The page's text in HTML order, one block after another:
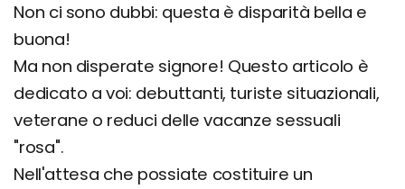
Non ci sono dubbi: questa è disparità bella e
buona!
Ma non disperate signore! Questo articolo è
dedicato a voi: debuttanti, turiste situazionali,
veterane o reduci delle vacanze sessuali
"rosa".
Nell'attesa che possiate costituire un